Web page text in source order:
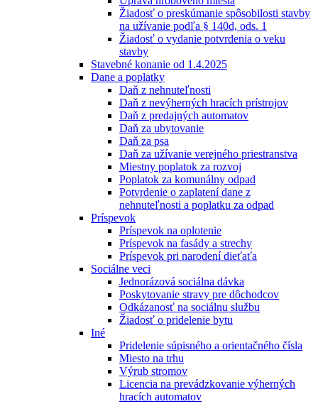
Žiadosť o preskúmanie spôsobilosti stavby
na užívanie podľa § 140d, ods. 1
Žiadosť o vydanie potvrdenia o veku
stavby
Stavebné konanie od 1.4.2025
Dane a poplatky
Daň z nehnuteľnosti
Daň z nevýherných hracích prístrojov
Daň z predajných automatov
Daň za ubytovanie
Daň za psa
Daň za užívanie verejného priestranstva
Miestny poplatok za rozvoj
Poplatok za komunálny odpad
Potvrdenie o zaplatení dane z
nehnuteľnosti a poplatku za odpad
Príspevok
Príspevok na oplotenie
Príspevok na fasády a strechy
Príspevok pri narodení dieťaťa
Sociálne veci
Jednorázová sociálna dávka
Poskytovanie stravy pre dôchodcov
Odkázanosť na sociálnu službu
Žiadosť o pridelenie bytu
Iné
Pridelenie súpisného a orientačného čísla
Miesto na trhu
Výrub stromov
Licencia na prevádzkovanie výherných
hracích automatov